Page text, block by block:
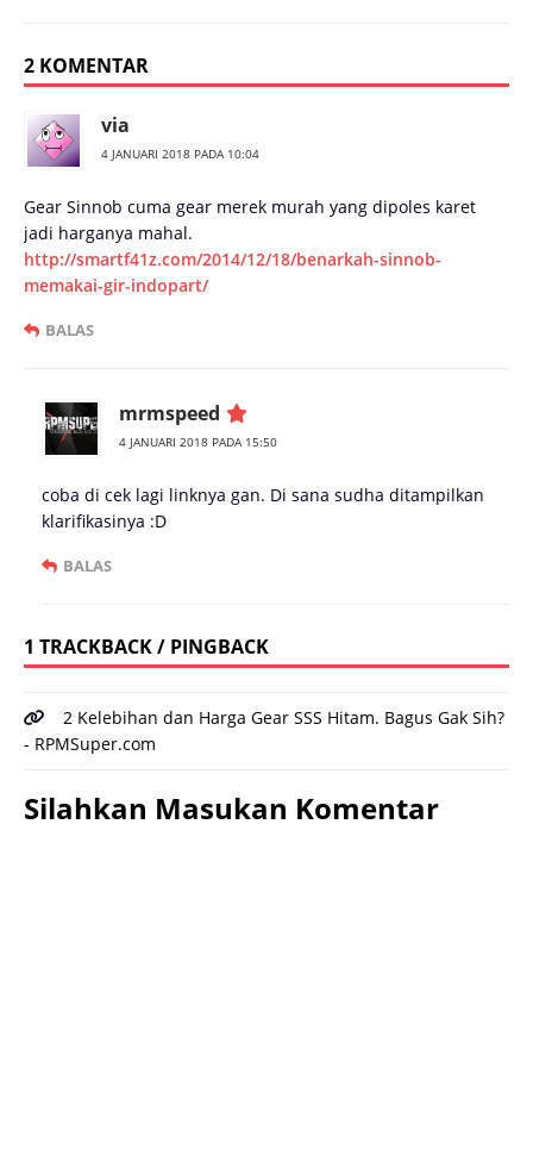
2 KOMENTAR
via
4 JANUARI 2018 PADA 10:04
Gear Sinnob cuma gear merek murah yang dipoles karet
jadi harganya mahal.
http://smartf41z.com/2014/12/18/benarkah-sinnob-
memakai-gir-indopart/
BALAS
mrmspeed
4 JANUARI 2018 PADA 15:50
coba di cek lagi linknya gan. Di sana sudha ditampilkan
klarifikasinya :D
BALAS
1 TRACKBACK / PINGBACK
2 Kelebihan dan Harga Gear SSS Hitam. Bagus Gak Sih?
- RPMSuper.com
Silahkan Masukan Komentar